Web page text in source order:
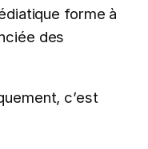
forme à
des
c’est